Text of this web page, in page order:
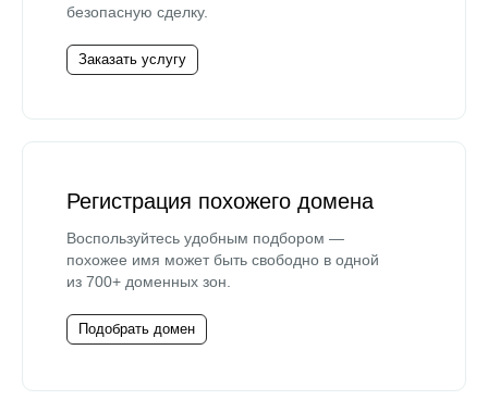
безопасную сделку.
Заказать услугу
Регистрация похожего домена
Воспользуйтесь удобным подбором —
похожее имя может быть свободно в одной
из 700+ доменных зон.
Подобрать домен